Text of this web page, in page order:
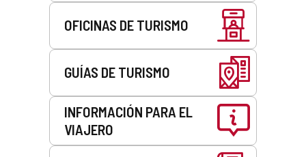
OFICINAS DE TURISMO
GUÍAS DE TURISMO
INFORMACIÓN PARA EL
VIAJERO